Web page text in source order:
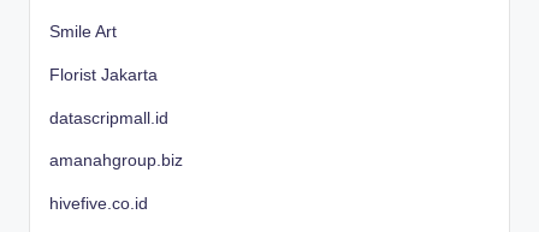
Smile Art
Florist Jakarta
datascripmall.id
amanahgroup.biz
hivefive.co.id